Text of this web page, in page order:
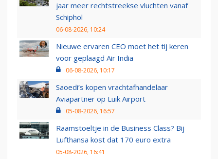
jaar meer rechtstreekse vluchten vanaf
Schiphol
06-08-2026, 10:24
Nieuwe ervaren CEO moet het tij keren
voor geplaagd Air India
06-08-2026, 10:17
Saoedi’s kopen vrachtafhandelaar
Aviapartner op Luik Airport
05-08-2026, 16:57
Raamstoeltje in de Business Class? Bij
Lufthansa kost dat 170 euro extra
05-08-2026, 16:41